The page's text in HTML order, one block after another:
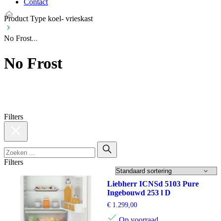
Contact
Product Type koel- vrieskast
No Frost
No Frost
Filters
Filters
Liebherr ICNSd 5103 Pure
Ingebouwd 253 l D
€ 1.299,00